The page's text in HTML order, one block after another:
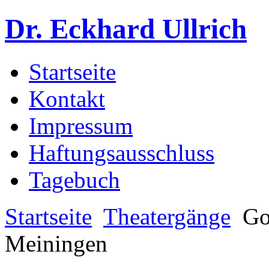
Dr. Eckhard Ullrich
Startseite
Kontakt
Impressum
Haftungsausschluss
Tagebuch
Startseite Theatergänge
Meiningen